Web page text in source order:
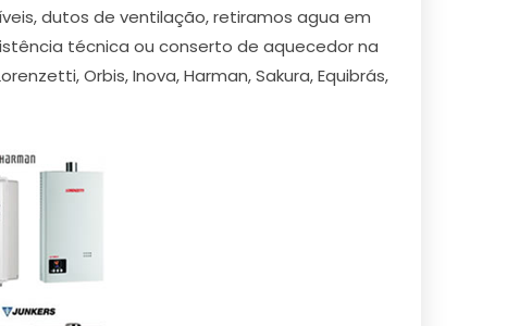
dutos de ventilação, retiramos agua em
técnica ou conserto de aquecedor na
Orbis, Inova, Harman, Sakura, Equibrás,